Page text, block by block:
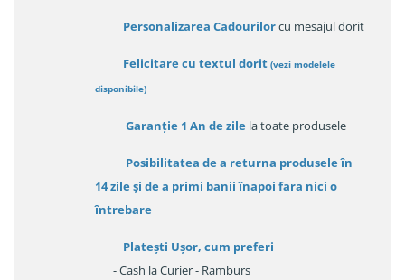
Personalizarea Cadourilorcu mesajul dorit
Felicitare cu textul dorit (vezi modelele
disponibile)
Garanție 1 An de zile la toate produsele
Posibilitatea de a returna produsele în
14 zileși de a primi banii înapoi fara nici o
întrebare
Platești Ușor, cum preferi
- Cash la Curier - Ramburs